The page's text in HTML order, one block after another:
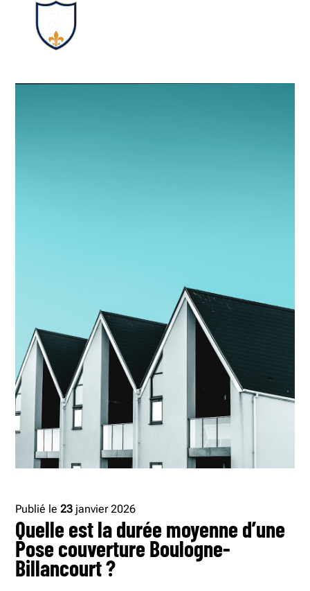
Publié le23 janvier 2026
Quelle est la durée moyenne d’une
Pose couverture Boulogne-
Billancourt ?